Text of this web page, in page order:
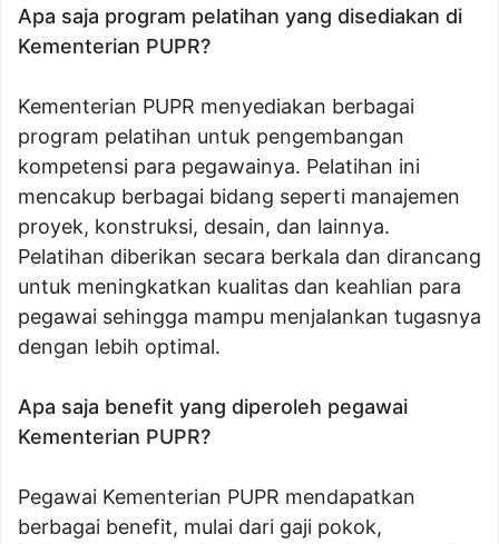
Apa saja program pelatihan yang disediakan di
Kementerian PUPR?
Kementerian PUPR menyediakan berbagai
program pelatihan untuk pengembangan
kompetensi para pegawainya. Pelatihan ini
mencakup berbagai bidang seperti manajemen
proyek, konstruksi, desain, dan lainnya.
Pelatihan diberikan secara berkala dan dirancang
untuk meningkatkan kualitas dan keahlian para
pegawai sehingga mampu menjalankan tugasnya
dengan lebih optimal.
Apa saja benefit yang diperoleh pegawai
Kementerian PUPR?
Pegawai Kementerian PUPR mendapatkan
berbagai benefit, mulai dari gaji pokok,